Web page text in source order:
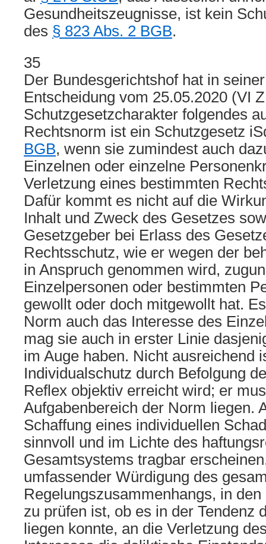
Gesundheitszeugnisse, ist kein
des § 823 Abs. 2 BGB.
35
Der Bundesgerichtshof hat in
Entscheidung vom 25.05.2020 (VI
Schutzgesetzcharakter folgendes
Rechtsnorm ist ein Schutzgesetz
BGB, wenn sie zumindest auch
Einzelnen oder einzelne
Verletzung eines bestimmten
Dafür kommt es nicht auf die
Inhalt und Zweck des Gesetzes
Gesetzgeber bei Erlass des
Rechtsschutz, wie er wegen der
in Anspruch genommen wird,
Einzelpersonen oder bestimmten
gewollt oder doch mitgewollt hat.
Norm auch das Interesse des
mag sie auch in erster Linie
im Auge haben. Nicht ausreichend
Individualschutz durch Befolgung
Reflex objektiv erreicht wird; er
Aufgabenbereich der Norm liegen.
Schaffung eines individuellen
sinnvoll und im Lichte des
Gesamtsystems tragbar
umfassender Würdigung des
Regelungszusammenhangs, in
zu prüfen ist, ob es in der Tendenz
liegen konnte, an die Verletzung